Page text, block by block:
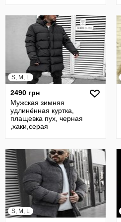
S, M, L
2490 грн
Мужская зимняя
удлинённая куртка,
плащевка пух, черная
,хаки,серая
S, M, L